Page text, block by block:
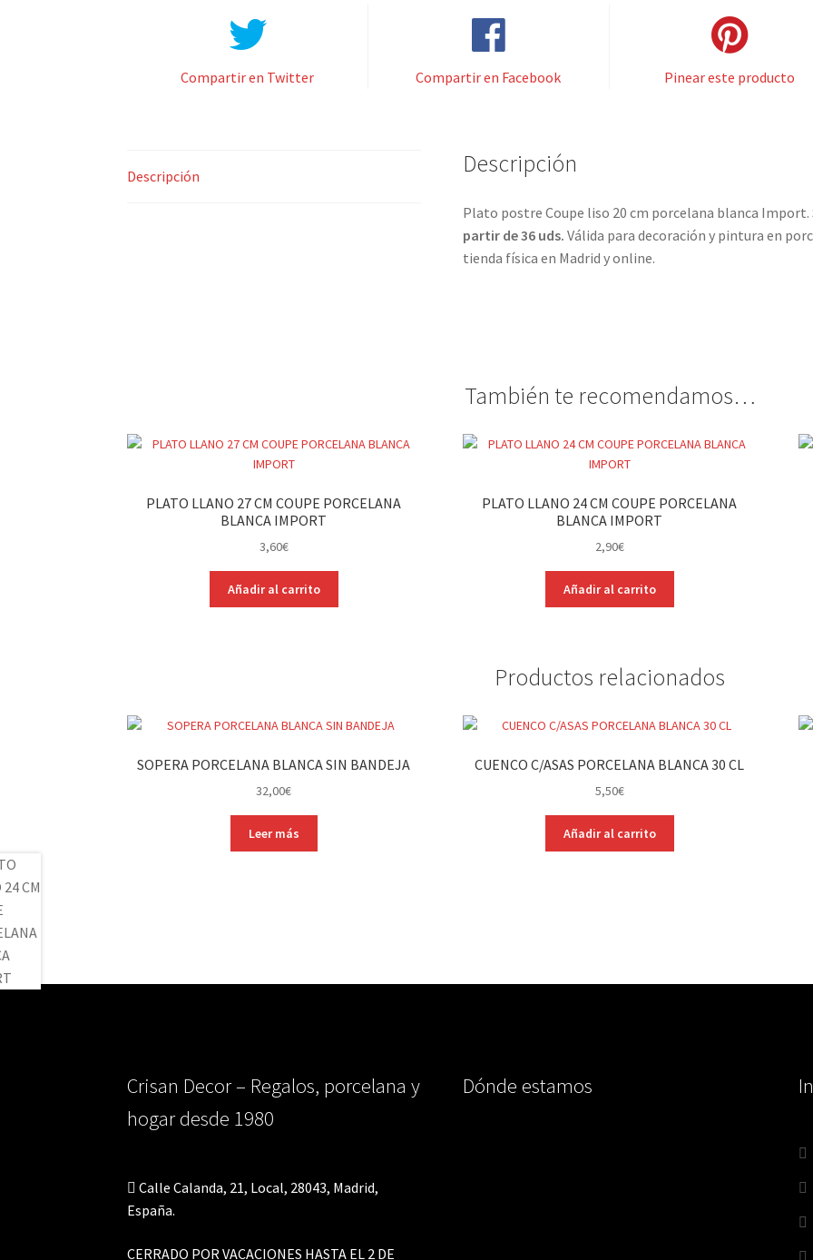
Compartir en Twitter Compartir en Facebook Pinear este producto
Descripción Descripción
Plato postre Coupe liso 20 cm porcelana blanca
partir de 36 uds. Válida para decoración y pintura en
tienda física en Madrid y online.
También te recomendamos…
PLATO LLANO 27 CM COUPE PORCELANA
BLANCA IMPORT
3,60€
Añadir al carrito
PLATO LLANO 24 CM COUPE PORCELANA
BLANCA IMPORT
2,90€
Añadir al carrito
Productos relacionados
SOPERA PORCELANA BLANCA SIN BANDEJA
32,00€
Leer más
CUENCO C/ASAS PORCELANA BLANCA 30 CL
5,50€
Añadir al carrito
Crisan Decor – Regalos, porcelana y
hogar desde 1980
Calle Calanda, 21, Local, 28043, Madrid,
España.
CERRADO POR VACACIONES HASTA EL 2 DE
Dónde estamos